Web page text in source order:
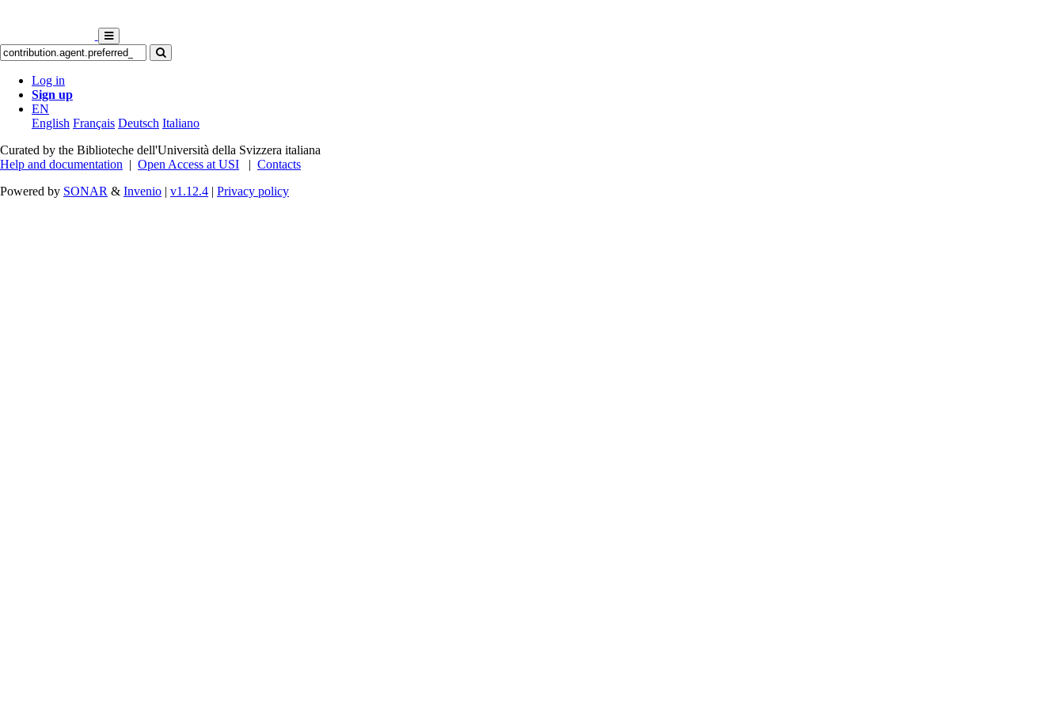
Log in
Sign up
EN
English Français Deutsch Italiano
Curated by the Biblioteche dell'Università della Svizzera italiana
Help and documentation | Open Access at USI | Contacts
Powered by SONAR & Invenio | v1.12.4 | Privacy policy